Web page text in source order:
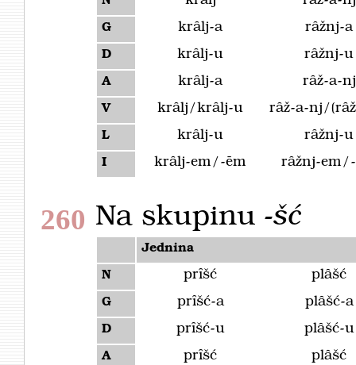
G krȃlj-a rȃžnj-a
D krȃlj-u rȃžnj-u
A krȃlj-a rȃž-a-nj
V krȃlj/krȃlj-u rȃž-a-nj/
L krȃlj-u rȃžnj-u
I krȃlj-em/-ēm rȃžnj-
260 Na skupinu -šć
Jednina
N
prȋšć plȃšć
G prȋšć-a plȃšć-a
D prȋšć-u plȃšć-u
A prȋšć plȃšć